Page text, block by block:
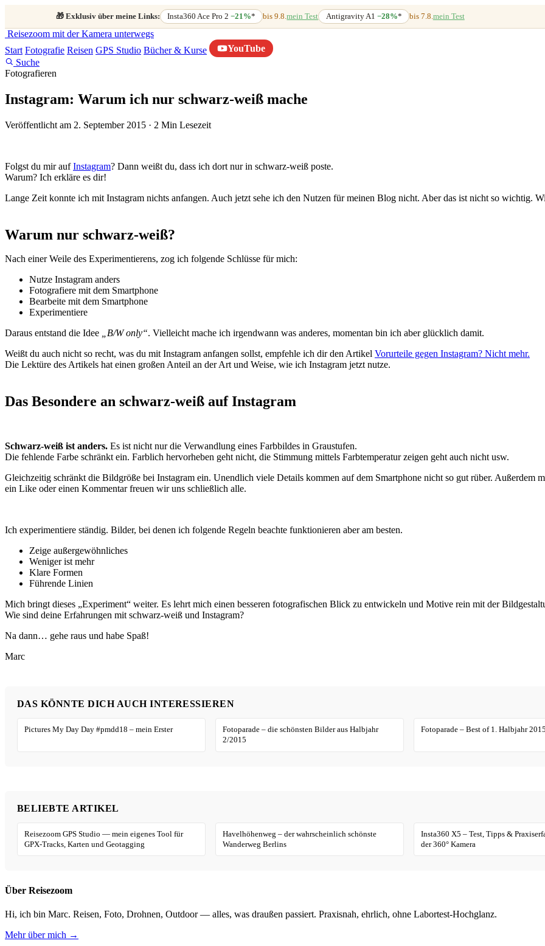
🎁 Exklusiv über meine Links: Insta360 Ace Pro 2−21%* bis 9.8.mein Test Antigravity A1 −28%* bis 7.8.mein Test
Reisezoom mit der Kamera unterwegs
Start Fotografie Reisen GPS Studio Bücher & Kurse
YouTube
Suche
Fotografieren
Instagram: Warum ich nur schwarz-weiß mache
Veröffentlicht am 2. September 2015 · 2 Min Lesezeit
Folgst du mir aufInstagram? Dann weißt du, dass ich dort nur in schwarz-weiß poste.
Warum? Ich erkläre es dir!
Lange Zeit konnte ich mit Instagram nichts anfangen. Auch jetzt sehe ich den Nutzen für meinen Blog nicht. Aber das ist nicht so wichtig.
Warum nur schwarz-weiß?
Nach einer Weile des Experimentierens, zog ich folgende Schlüsse für mich:
Nutze Instagram anders
Fotografiere mit dem Smartphone
Bearbeite mit dem Smartphone
Experimentiere
Daraus entstand die Idee
„B/W only“. Vielleicht mache ich irgendwann was anderes, momentan bin ich aber glücklich damit.
Weißt du auch nicht so recht, was du mit Instagram anfangen sollst, empfehle ich dir den Artikel Vorurteile gegen Instagram? Nicht mehr.
Die Lektüre des Artikels hat einen großen Anteil an der Art und Weise, wie ich Instagram jetzt nutze.
Das Besondere an schwarz-weiß auf Instagram
Schwarz-weiß ist anders. Es ist nicht nur die Verwandlung eines Farbbildes in Graustufen.
Die fehlende Farbe schränkt ein. Farblich hervorheben geht nicht, die Stimmung mittels Farbtemperatur zeigen geht auch nicht usw.
Gleichzeitig schränkt die Bildgröße bei Instagram ein. Unendlich viele Details kommen auf dem Smartphone nicht so gut rüber. Außerdem
ein Like oder einen Kommentar freuen wir uns schließlich alle.
Ich experimentiere ständig. Bilder, bei denen ich folgende Regeln beachte funktionieren aber am besten.
Zeige außergewöhnliches
Weniger ist mehr
Klare Formen
Führende Linien
Mich bringt dieses „Experiment“ weiter. Es lehrt mich einen besseren fotografischen Blick zu entwickeln und Motive rein mit der
Wie sind deine Erfahrungen mit schwarz-weiß und Instagram?
Na dann… gehe raus und habe Spaß!
Marc
DAS KÖNNTE DICH AUCH INTERESSIEREN
Pictures My Day Day #pmdd18 – mein Erster
Fotoparade – die schönsten Bilder aus Halbjahr
2/2015
Fotoparade – Best of 1. Halbjahr
BELIEBTE ARTIKEL
Reisezoom GPS Studio — mein eigenes Tool für
GPX-Tracks, Karten und Geotagging
Havelhöhenweg – der wahrscheinlich schönste
Wanderweg Berlins
Insta360 X5 – Test, Tipps &
der 360° Kamera
Über Reisezoom
Hi, ich bin Marc. Reisen, Foto, Drohnen, Outdoor — alles, was draußen passiert. Praxisnah, ehrlich, ohne Labortest-Hochglanz.
Mehr über mich →